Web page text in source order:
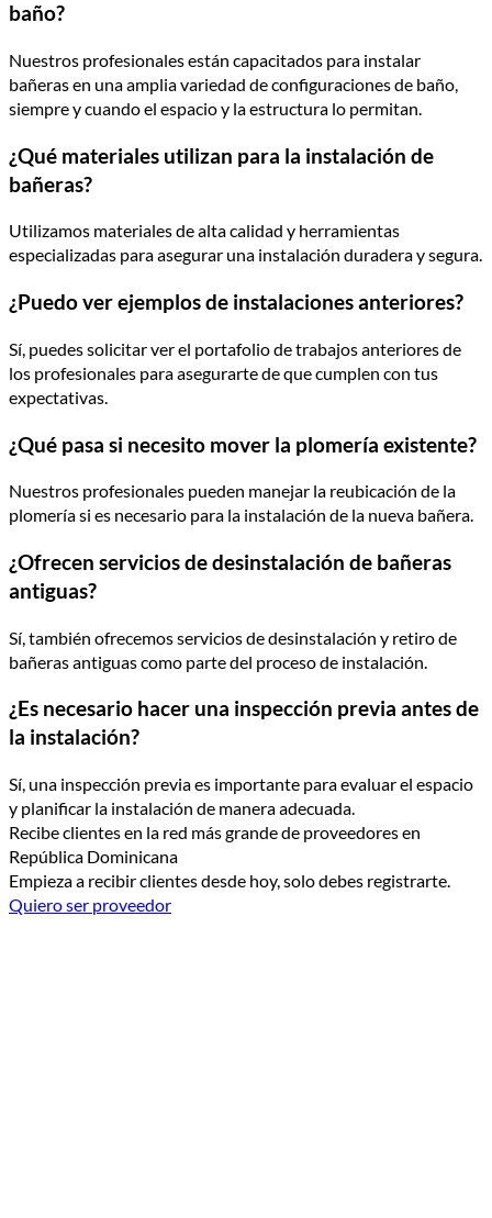
baño?
Nuestros profesionales están capacitados para instalar
bañeras en una amplia variedad de configuraciones de baño,
siempre y cuando el espacio y la estructura lo permitan.
¿Qué materiales utilizan para la instalación de
bañeras?
Utilizamos materiales de alta calidad y herramientas
especializadas para asegurar una instalación duradera y segura.
¿Puedo ver ejemplos de instalaciones anteriores?
Sí, puedes solicitar ver el portafolio de trabajos anteriores de
los profesionales para asegurarte de que cumplen con tus
expectativas.
¿Qué pasa si necesito mover la plomería existente?
Nuestros profesionales pueden manejar la reubicación de la
plomería si es necesario para la instalación de la nueva bañera.
¿Ofrecen servicios de desinstalación de bañeras
antiguas?
Sí, también ofrecemos servicios de desinstalación y retiro de
bañeras antiguas como parte del proceso de instalación.
¿Es necesario hacer una inspección previa antes de
la instalación?
Sí, una inspección previa es importante para evaluar el espacio
y planificar la instalación de manera adecuada.
Recibe clientes en la red más grande de proveedores en
República Dominicana
Empieza a recibir clientes desde hoy, solo debes registrarte.
Quiero ser proveedor